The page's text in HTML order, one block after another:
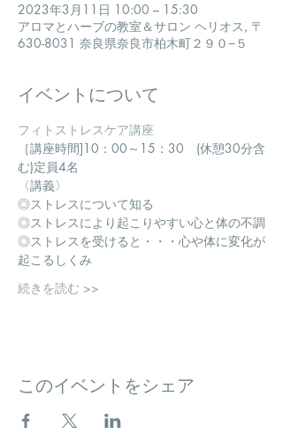
2023年3月11日 10:00 – 15:30
アロマとハーブの教室＆サロン ヘリオス, 〒
630-8031 奈良県奈良市柏木町２９０−５
イベントについて
フィトストレスケア講座
​［講座時間]10：00～15：30　(休憩30分含
む)定員4名
〈講義〉
◎ストレスについて知る
◎ストレスにより起こりやすい心と体の不調
◎ストレスを受けると・・・心や体に変化が
起こるしくみ
続きを読む >>
このイベントをシェア